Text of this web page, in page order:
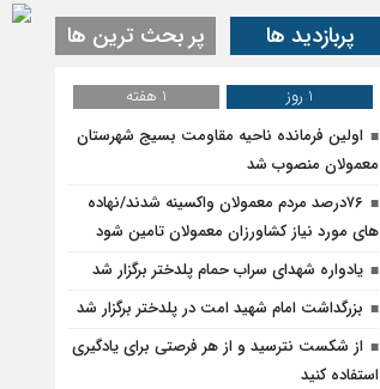
پربازدید ها پر بحث ترین ها
1 روز
1 هفته
اولین فرمانده ناحیه مقاومت بسیج شهرستان
معمولان منصوب شد
۷۶درصد مردم معمولان واکسینه شدند/نهاده
های مورد نیاز کشاورزان معمولان تامین شود
یادواره شهدای سراب حمام پلدختر برگزار شد
بزرگداشت امام شهید امت در پلدختر برگزار شد
از شکست نترسید و از هر فرصتی برای یادگیری
استفاده کنید